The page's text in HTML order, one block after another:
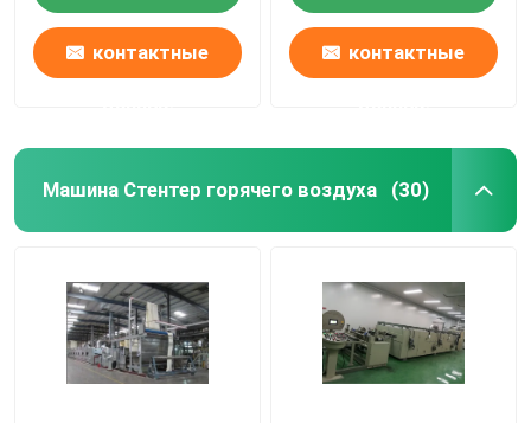
контактные контактные
Машина Стентер горячего воздуха (30)